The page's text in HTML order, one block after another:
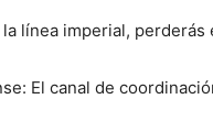
línea imperial,
El canal de